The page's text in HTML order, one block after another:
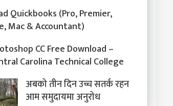
Quickbooks (Pro, Premier,
Mac & Accountant)
CC Free Download –
Carolina Technical College
अबको तीन दिन उच्च सतर्क रहन
आम समुदायमा अनुरोध